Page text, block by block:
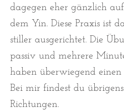
dagegen eher gänzlich
dem Yin. Diese Praxis ist
stiller ausgerichtet. Die
passiv und mehrere
haben überwiegend
Bei mir findest du
Richtungen.